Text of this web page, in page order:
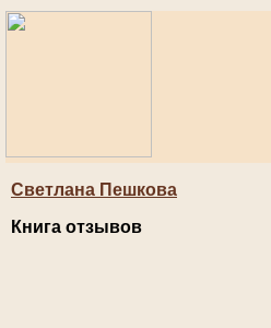
Светлана Пешкова
Книга отзывов